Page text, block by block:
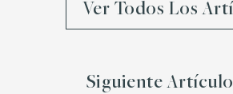
Ver Todos Los
Siguiente Artículo